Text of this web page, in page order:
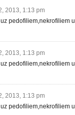
2013, 1:13 pm
pedofiliem,nekrofiliem
2013, 1:13 pm
pedofiliem,nekrofiliem
2013, 1:13 pm
pedofiliem,nekrofiliem